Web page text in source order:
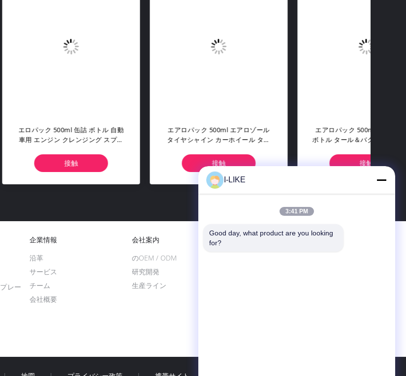
エアロゾール
ーホイール タイ
カルフィラー 疎
エアロパック 500ml プラスチック
ボトル タール＆バグリムーバースプ
クリーナー 賞味期限3年
Aeropak 650ml エアロソール発泡
エンジンクリーナー スプレー・迅速
レー
企業情報
会社概要
沿革
サービス
チーム
会社案内
生産ライン
のOEM / ODM
研究開発
お問い合わせ
I-LIKE
3:41 PM
Good day, what product are you looking
for?